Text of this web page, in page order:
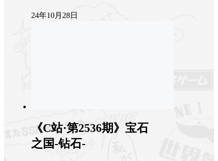
24年10月28日
《C站·第2536期》宝石
之国-钻石-